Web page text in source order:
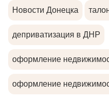
Новости Донецка
деприватизация в ДНР
оформление
оформление